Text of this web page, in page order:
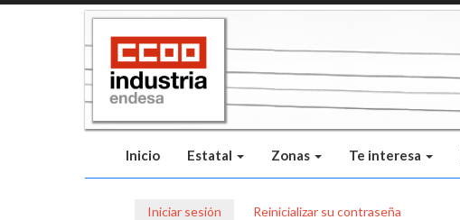
Inicio Estatal Zonas Te interesa
Iniciar sesión Reinicializar su contraseña